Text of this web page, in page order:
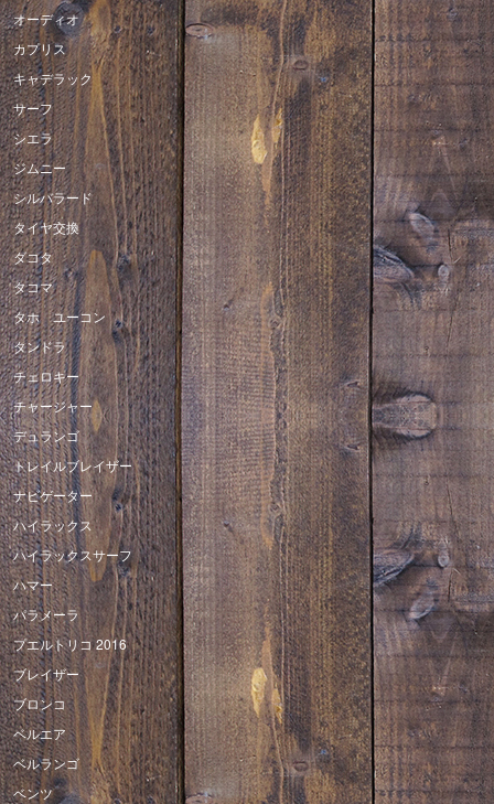
オーディオ
カプリス
キャデラック
サーフ
シエラ
ジムニー
シルバラード
タイヤ交換
ダコタ
タコマ
タホ ユーコン
タンドラ
チェロキー
チャージャー
デュランゴ
トレイルブレイザー
ナビゲーター
ハイラックス
ハイラックスサーフ
ハマー
パラメーラ
プエルトリコ 2016
ブレイザー
ブロンコ
ベルエア
ベルランゴ
ベンツ